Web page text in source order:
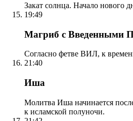
Закат солнца. Начало нового
19:49
Магриб с Введенными
Согласно фетве ВИЛ, к
21:40
Иша
Молитва Иша начинается
к исламской полуночи.